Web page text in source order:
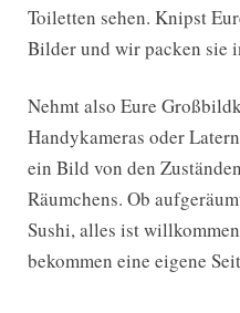
Toiletten sehen. Knipst
Bilder und wir packen sie
Nehmt also Eure
Handykameras oder
ein Bild von den
Räumchens. Ob
Sushi, alles ist
bekommen eine eigene